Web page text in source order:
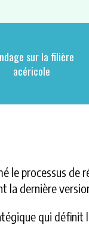
sur la filière
acéricole
le processus de
la dernière
qui